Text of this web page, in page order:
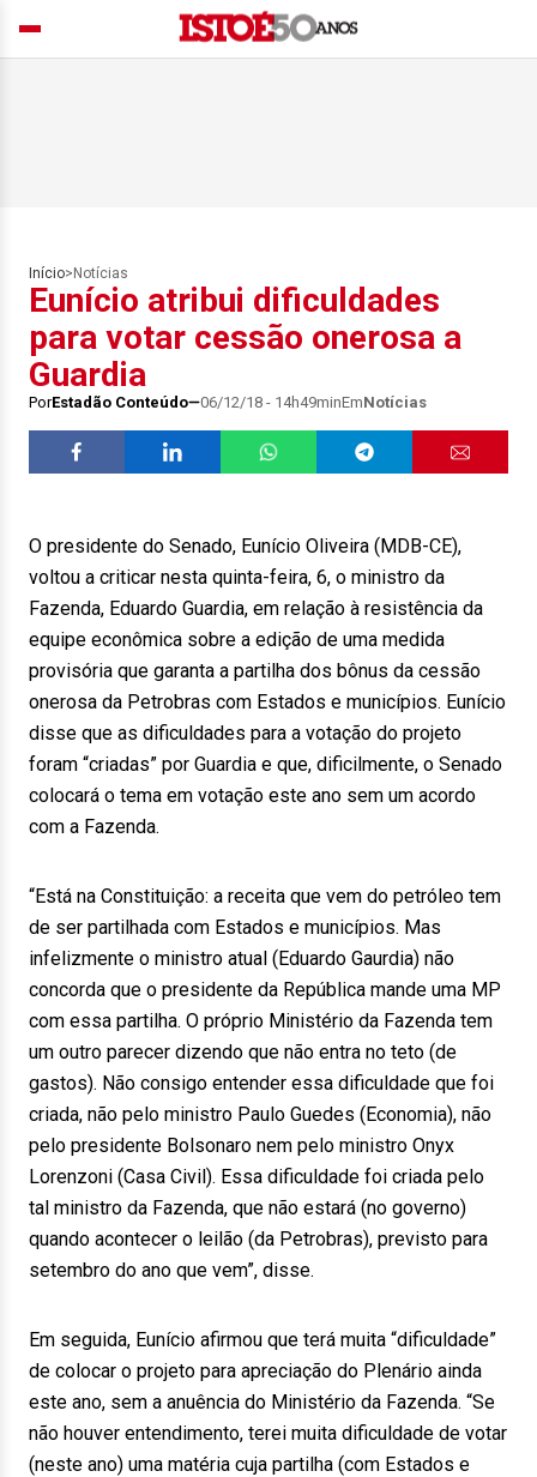
Início> Notícias
Eunício atribui dificuldades
para votar cessão onerosa a
Guardia
PorEstadão Conteúdo 06/12/18 - 14h49minEmNotícias
O presidente do Senado, Eunício Oliveira (MDB-CE),
voltou a criticar nesta quinta-feira, 6, o ministro da
Fazenda, Eduardo Guardia, em relação à resistência da
equipe econômica sobre a edição de uma medida
provisória que garanta a partilha dos bônus da cessão
onerosa da Petrobras com Estados e municípios. Eunício
disse que as dificuldades para a votação do projeto
foram “criadas” por Guardia e que, dificilmente, o Senado
colocará o tema em votação este ano sem um acordo
com a Fazenda.
“Está na Constituição: a receita que vem do petróleo tem
de ser partilhada com Estados e municípios. Mas
infelizmente o ministro atual (Eduardo Gaurdia) não
concorda que o presidente da República mande uma MP
com essa partilha. O próprio Ministério da Fazenda tem
um outro parecer dizendo que não entra no teto (de
gastos). Não consigo entender essa dificuldade que foi
criada, não pelo ministro Paulo Guedes (Economia), não
pelo presidente Bolsonaro nem pelo ministro Onyx
Lorenzoni (Casa Civil). Essa dificuldade foi criada pelo
tal ministro da Fazenda, que não estará (no governo)
quando acontecer o leilão (da Petrobras), previsto para
setembro do ano que vem”, disse.
Em seguida, Eunício afirmou que terá muita “dificuldade”
de colocar o projeto para apreciação do Plenário ainda
este ano, sem a anuência do Ministério da Fazenda. “Se
não houver entendimento, terei muita dificuldade de votar
(neste ano) uma matéria cuja partilha (com Estados e